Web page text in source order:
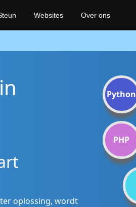
oplossing, wordt
Python
PHP
Websites Over ons